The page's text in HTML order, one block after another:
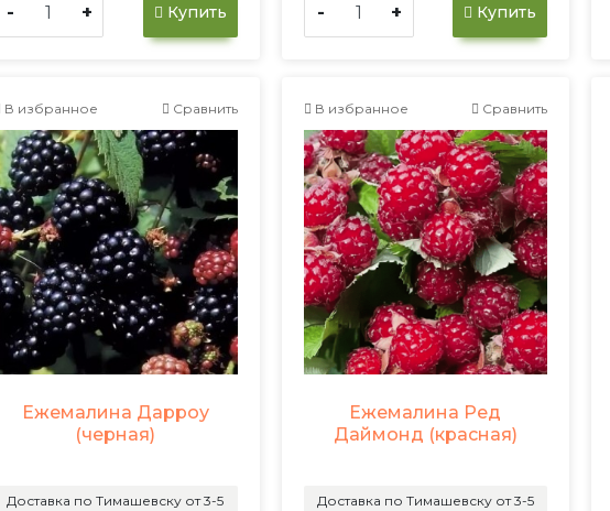
- + Купить - + Купить
В избранное Сравнить
Ежемалина Дарроу
(черная)
Доставка по Тимашевску от 3-5
В избранное Сравнить
Ежемалина Ред
Даймонд (красная)
Доставка по Тимашевску от 3-5